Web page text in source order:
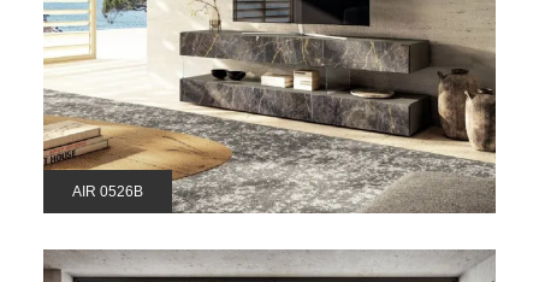
AIR 0526B